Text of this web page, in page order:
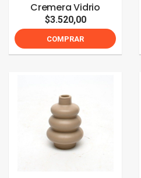
Cremera Vidrio
$3.520,00
COMPRAR